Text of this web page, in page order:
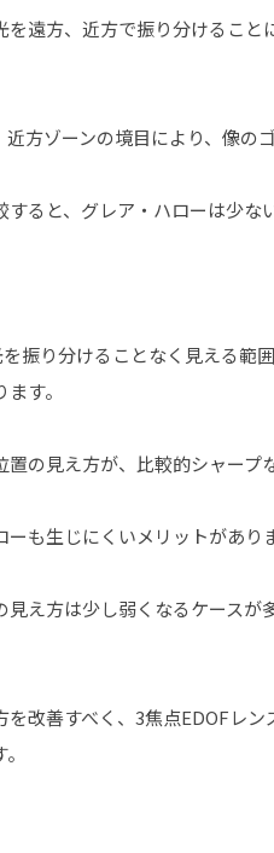
を遠方、近方で振り分けるこ
近方ゾーンの境目により、像の
すると、グレア・ハローは少な
振り分けることなく見える範
す。
置の見え方が、比較的シャープ
ーも生じにくいメリットがあり
見え方は少し弱くなるケース
を改善すべく、3焦点EDOFレ